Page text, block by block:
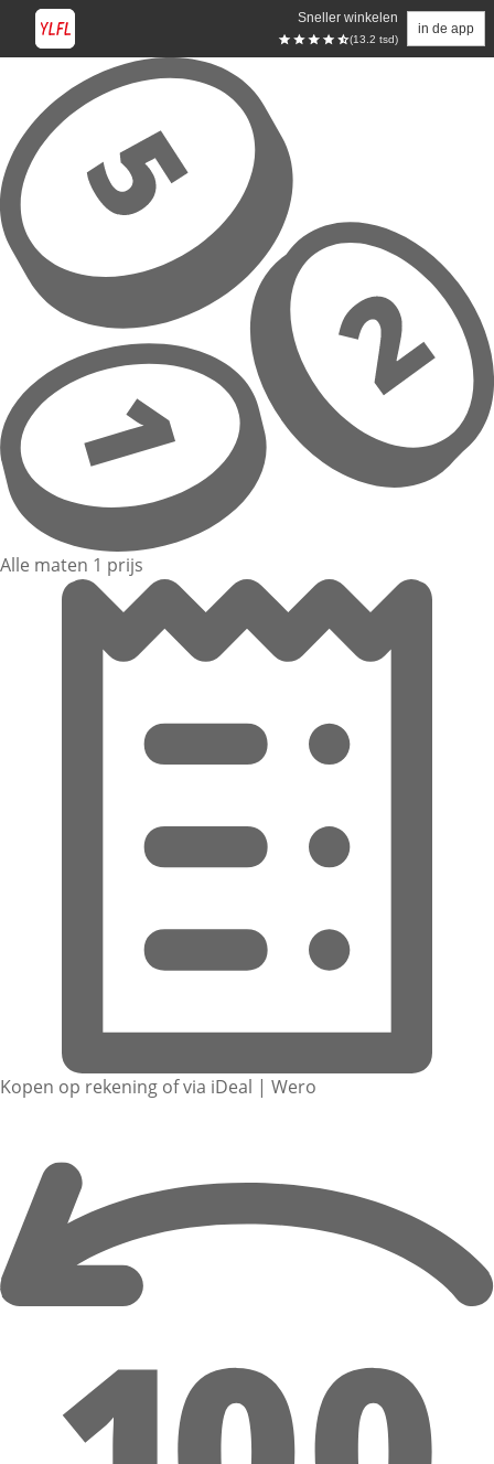
Sneller winkelen
(13.2 tsd)
in de app
Overslaan naar hoofdinhoud
Alle maten 1 prijs
Kopen op rekening of via iDeal | Wero